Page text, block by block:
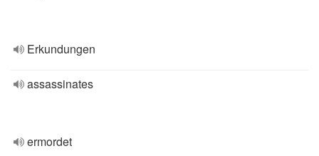
Erkundungen
assassinates
ermordet